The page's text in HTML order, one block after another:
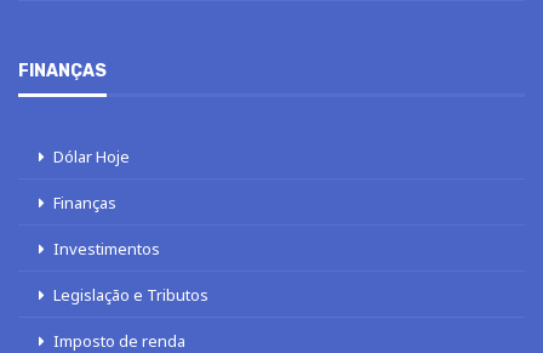
FINANÇAS
Dólar Hoje
Finanças
Investimentos
Legislação e Tributos
Imposto de renda